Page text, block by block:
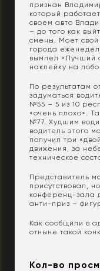
признан
который
своем авто
– до того как
смены. Моет свой
города
вымпел «Лучший
наклейку на
По результатам
задуматься
№55 – 5 из 10
«очень плохо».
№77. Худшим
водитель этого
получил три
движения, за
техническое
Представитель
присутствовал,
конференц-зала
анти-приз –
Как сообщили в
отныне такой
Кол-во